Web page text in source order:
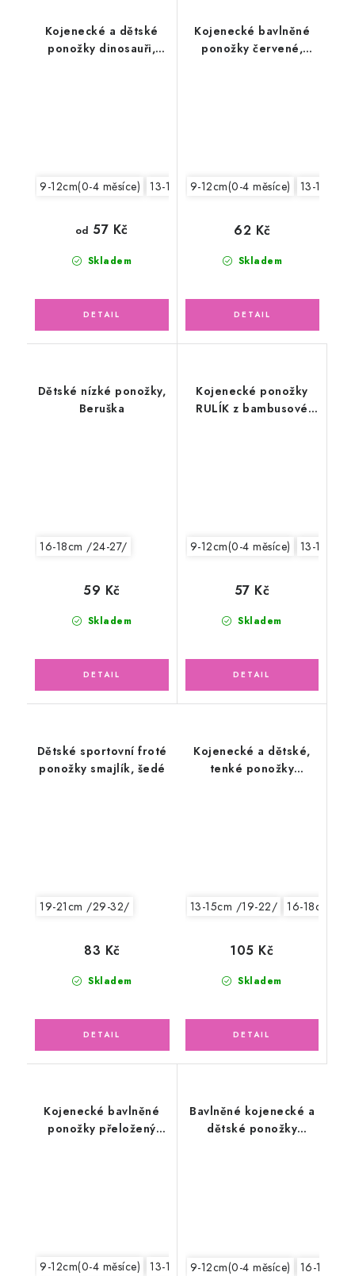
Kojenecké a dětské
ponožky dinosauři,
9-12cm(0-4 měsíce) 13-15cm /19-22/ 16-18cm /24-27/
Skladem
od 57 Kč
Kojenecké bavlněné
ponožky červené,
9-12cm(0-4 měsíce) 13-15cm
Skladem
62 Kč
Dětské nízké ponožky,
Beruška
16-18cm /24-27/
Skladem
59 Kč
Kojenecké ponožky
RULÍK z bambusové
9-12cm(0-4 měsíce) 13-15cm
Skladem
57 Kč
Dětské sportovní froté
ponožky smajlík, šedé
19-21cm /29-32/
Skladem
83 Kč
Kojenecké a dětské,
tenké ponožky
13-15cm /19-22/ 16-18cm /
Skladem
105 Kč
Kojenecké bavlněné
ponožky přeložený
9-12cm(0-4 měsíce) 13-15cm /19-22/
Bavlněné kojenecké a
dětské ponožky
9-12cm(0-4 měsíce) 16-18cm